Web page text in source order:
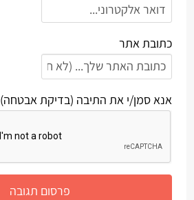
כתובת אתר
אנא סמן/י את התיבה (בדיקת אבטחה)